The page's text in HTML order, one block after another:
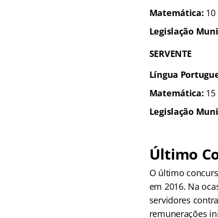
Matemática:
Legislação
SERVENTE
Língua
Matemática:
Legislação
Último
O último
em 2016. Na
servidores
remunerações